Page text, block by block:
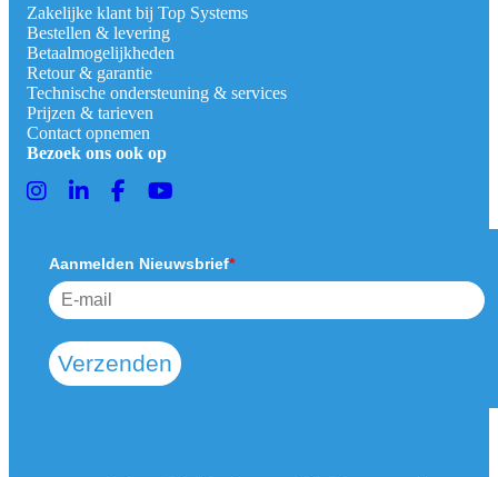
Zakelijke klant bij Top Systems
Bestellen & levering
Betaalmogelijkheden
Retour & garantie
Technische ondersteuning & services
Prijzen & tarieven
Contact opnemen
Bezoek ons ook op
Aanmelden Nieuwsbrief*
Verzenden